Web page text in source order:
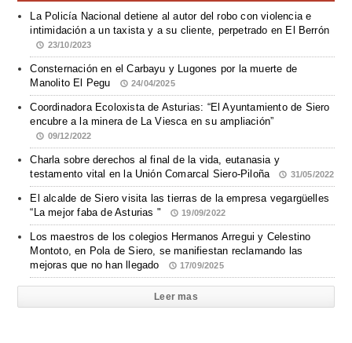
La Policía Nacional detiene al autor del robo con violencia e
intimidación a un taxista y a su cliente, perpetrado en El Berrón
23/10/2023
Consternación en el Carbayu y Lugones por la muerte de
Manolito El Pegu
24/04/2025
Coordinadora Ecoloxista de Asturias: “El Ayuntamiento de Siero
encubre a la minera de La Viesca en su ampliación”
09/12/2022
Charla sobre derechos al final de la vida, eutanasia y
testamento vital en la Unión Comarcal Siero-Piloña
31/05/2022
El alcalde de Siero visita las tierras de la empresa vegargüelles
“La mejor faba de Asturias "
19/09/2022
Los maestros de los colegios Hermanos Arregui y Celestino
Montoto, en Pola de Siero, se manifiestan reclamando las
mejoras que no han llegado
17/09/2025
Leer mas